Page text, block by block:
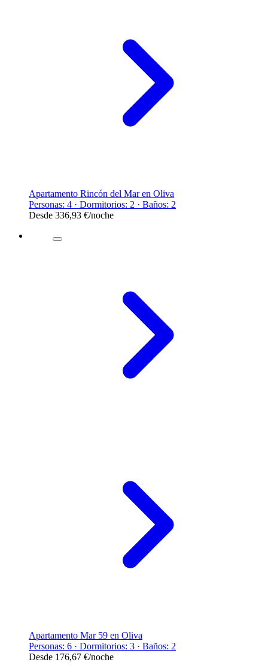
Apartamento Rincón del Mar en Oliva
Personas: 4 · Dormitorios: 2 · Baños: 2
Desde 336,93 €/noche
Apartamento Mar 59 en Oliva
Personas: 6 · Dormitorios: 3 · Baños: 2
Desde 176,67 €/noche